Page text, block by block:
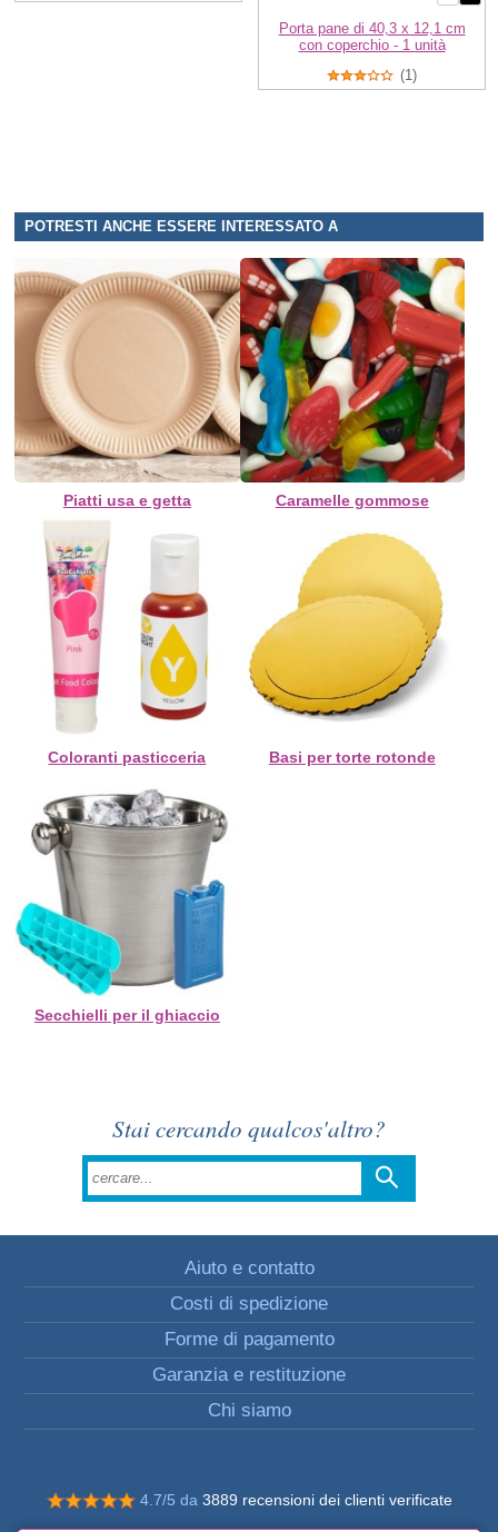
Porta pane di 40,3 x 12,1 cm
con coperchio - 1 unità
(1)
POTRESTI ANCHE ESSERE INTERESSATO A
Piatti usa e getta Caramelle gommose
Coloranti pasticceria Basi per torte rotonde
Secchielli per il ghiaccio
Stai cercando qualcos'altro?
Aiuto e contatto
Costi di spedizione
Forme di pagamento
Garanzia e restituzione
Chi siamo
4.7/5 da 3889 recensioni dei clienti verificate